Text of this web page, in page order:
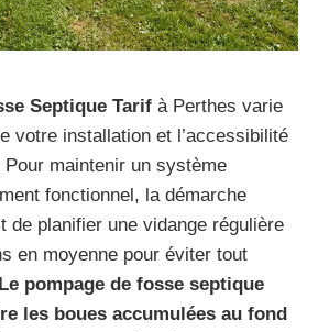
Septique Tarif à Perthes varie
votre installation et l’accessibilité
Pour maintenir un système
fonctionnel, la démarche
de planifier une vidange régulière
en moyenne pour éviter tout
Le pompage de fosse septique
les boues accumulées au fond